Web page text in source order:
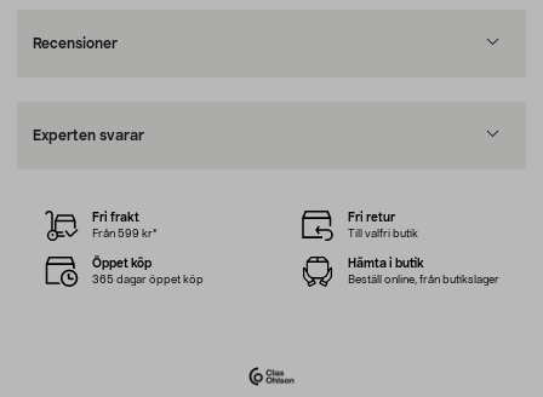
Recensioner
Experten svarar
Fri frakt
Från 599 kr*
Fri retur
Till valfri butik
Öppet köp
365 dagar öppet köp
Hämta i butik
Beställ online, från butikslager